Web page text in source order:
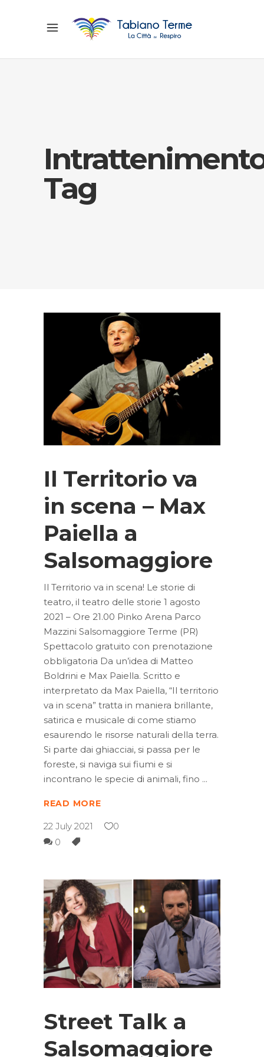
Tag
Il Territorio va
in scena – Max
Paiella a
Salsomaggiore
Il Territorio va in scena! Le storie di
teatro, il teatro delle storie 1 agosto
2021 – Ore 21.00 Pinko Arena Parco
Mazzini Salsomaggiore Terme (PR)
Spettacolo gratuito con prenotazione
obbligatoria Da un’idea di Matteo
Boldrini e Max Paiella. Scritto e
interpretato da Max Paiella, “Il territorio
va in scena” tratta in maniera brillante,
satirica e musicale di come stiamo
esaurendo le risorse naturali della terra.
Si parte dai ghiacciai, si passa per le
foreste, si naviga sui fiumi e si
incontrano le specie di animali, fino
READ MORE
22 July 2021
0
0
Street Talk a
Salsomaggiore